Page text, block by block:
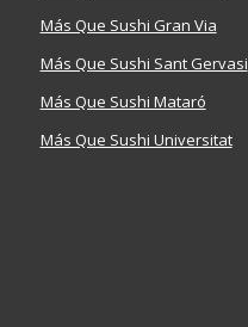
Más Que Sushi Gran Via
Más Que Sushi Sant Gervasi
Más Que Sushi Mataró
Más Que Sushi Universitat